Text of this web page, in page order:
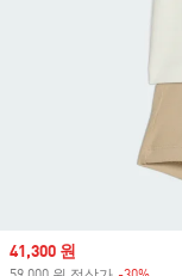
Sale price
41,300 원